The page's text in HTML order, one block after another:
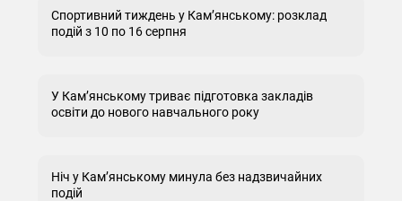
Спортивний тиждень у Кам’янському: розклад
подій з 10 по 16 серпня
У Кам’янському триває підготовка закладів
освіти до нового навчального року
Ніч у Кам’янському минула без надзвичайних
подій